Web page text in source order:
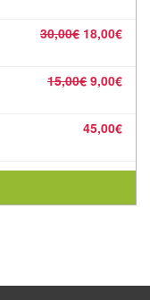
30,00€ 18,00€
15,00€ 9,00€
45,00€